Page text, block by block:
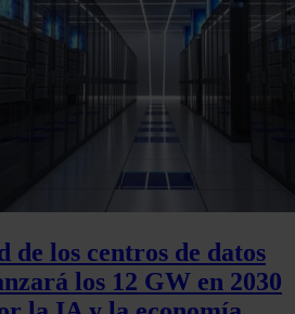
de los centros de datos
los 12 GW en 2030